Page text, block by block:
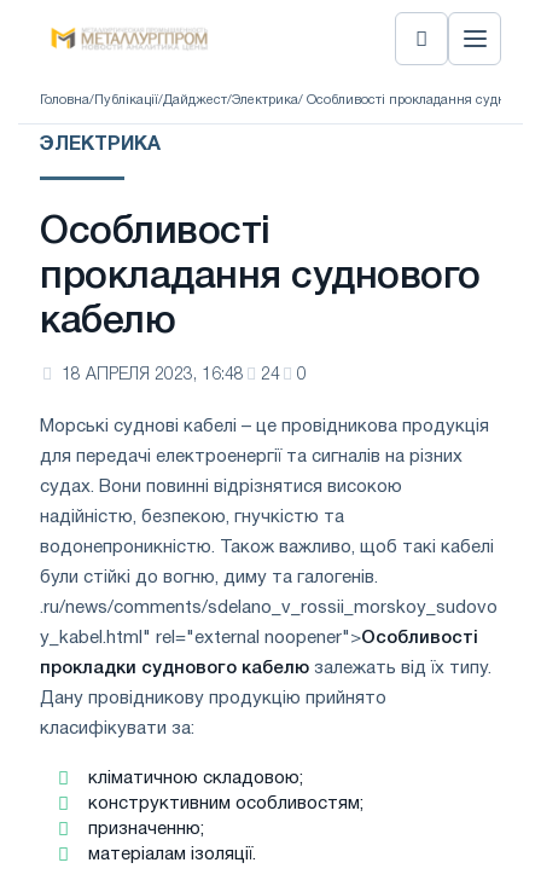
Головна/ Публікації/Дайджест/Электрика/ Особливості прокладання
ЭЛЕКТРИКА
Особливості
прокладання суднового
кабелю
18 АПРЕЛЯ 2023, 16:48 24 0
Морські суднові кабелі – це провідникова продукція
для передачі електроенергії та сигналів на різних
судах. Вони повинні відрізнятися високою
надійністю, безпекою, гнучкістю та
водонепроникністю. Також важливо, щоб такі кабелі
були стійкі до вогню, диму та галогенів.
.ru/news/comments/sdelano_v_rossii_morskoy_sudovo
y_kabel.html" rel="external noopener">Особливості
прокладки суднового кабелю залежать від їх типу.
Дану провідникову продукцію прийнято
класифікувати за:
кліматичною складовою;
конструктивним особливостям;
призначенню;
матеріалам ізоляції.